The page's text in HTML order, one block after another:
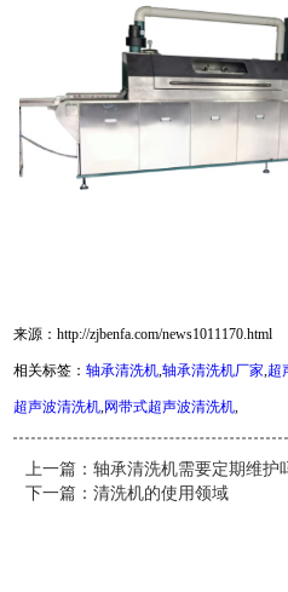
来源：http://zjbenfa.com/news1011170.html
相关标签：轴承清洗机,轴承清洗机厂家,超
超声波清洗机,网带式超声波清洗机,
上一篇：轴承清洗机需要定期维护
下一篇：清洗机的使用领域